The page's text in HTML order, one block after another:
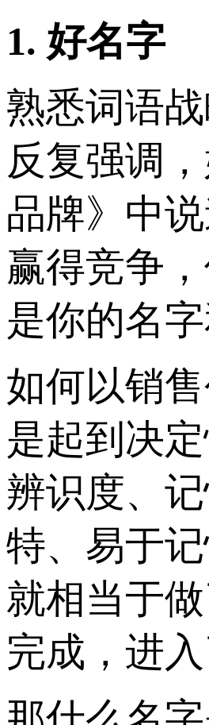
1. 好名字
熟悉词语
反复强调
品牌》中
赢得竞争
是你的名
如何以销
是起到决
辨识度、
特、易于
就相当于
完成，进